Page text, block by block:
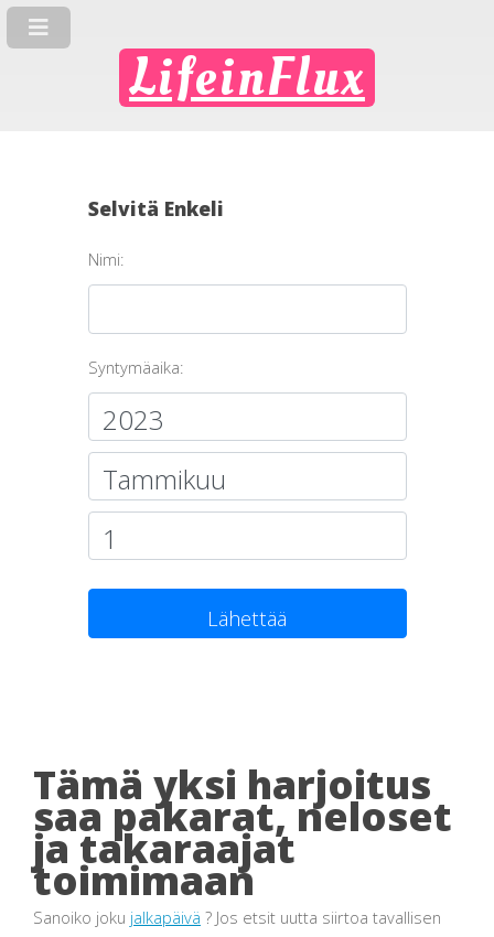
LifeinFlux
Selvitä Enkeli
Nimi:
Syntymäaika:
Lähettää
Tämä yksi harjoitus
saa pakarat, neloset
ja takaraajat
toimimaan
Sanoiko joku jalkapäivä ? Jos etsit uutta siirtoa tavallisen